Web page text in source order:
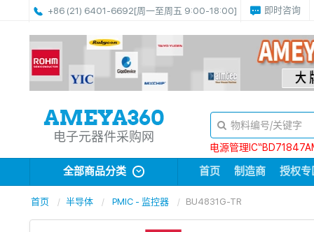
+86 (21) 6401-6692[周一至周五 9:00-18:00] 即时咨询
电子元器件采购网
电源管理
全部商品分类 首页 制造商 授权专
首页 半导体 PMIC - 监控器 BU4831G-TR